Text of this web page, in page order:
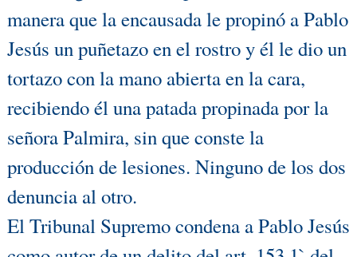
manera que la encausada le propinó a Pablo
Jesús un puñetazo en el rostro y él le dio un
tortazo con la mano abierta en la cara,
recibiendo él una patada propinada por la
señora Palmira, sin que conste la
producción de lesiones. Ninguno de los dos
denuncia al otro.
El Tribunal Supremo condena a Pablo Jesús